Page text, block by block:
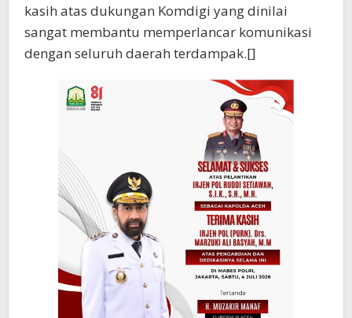
kasih atas dukungan Komdigi yang dinilai
sangat membantu memperlancar komunikasi
dengan seluruh daerah terdampak.[]